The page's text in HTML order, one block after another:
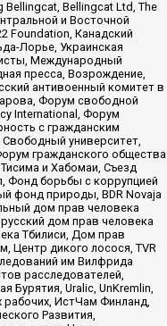
Bellingcat Ltd, The
и Восточной
Foundation, Канадский
Лорье, Украинская
Международный
пресса, Возрождение,
антивоенный комитет в
Форум свободной
International, Форум
с гражданским
университет,
гражданского общества
и Хабомаи, Съезд
Фонд борьбы с коррупцией
фонд природы, BDR Novaja
дом прав человека
дом прав человека
Тбилиси, Дом прав
Центр дикого лосося, TVR
им Вилфрида
расследователей,
Бурятия, Uralic, UnKremlin,
ИстЧам Финланд,
Развития,